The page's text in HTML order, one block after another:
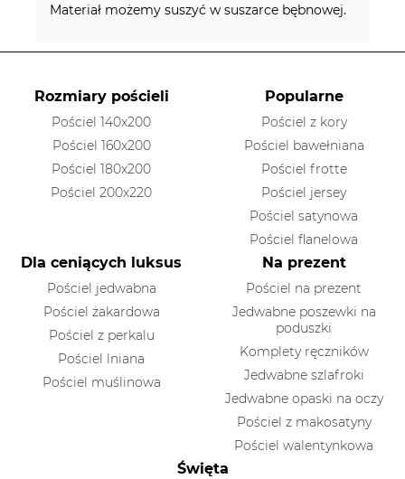
Materiał możemy suszyć w suszarce bębnowej.
Rozmiary pościeli
Pościel 140x200
Pościel 160x200
Pościel 180x200
Pościel 200x220
Popularne
Pościel z kory
Pościel bawełniana
Pościel frotte
Pościel jersey
Pościel satynowa
Pościel flanelowa
Dla ceniących luksus
Pościel jedwabna
Pościel żakardowa
Pościel z perkalu
Pościel lniana
Pościel muślinowa
Na prezent
Pościel na prezent
Jedwabne poszewki na
poduszki
Komplety ręczników
Jedwabne szlafroki
Jedwabne opaski na oczy
Pościel z makosatyny
Pościel walentynkowa
Święta